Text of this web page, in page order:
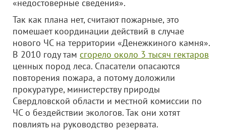
«недостоверные сведения».
Так как плана нет, считают пожарные, это
помешает координации действий в случае
нового ЧС на территории «Денежкиного камня».
В 2010 году там сгорело около 3 тысяч гектаров
ценных пород леса. Спасатели опасаются
повторения пожара, а потому доложили
прокуратуре, министерству природы
Свердловской области и местной комиссии по
ЧС о бездействии экологов. Так они хотят
повлиять на руководство резервата.